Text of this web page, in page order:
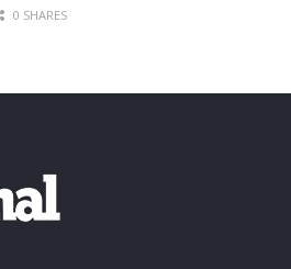
Macías se trasladó
0 SHARES